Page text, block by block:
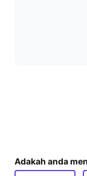
Adakah anda